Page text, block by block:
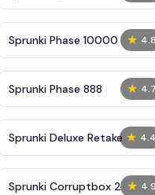
★ 4.8
Sprunki Phase 10000
★ 4.7
Sprunki Phase 888
★ 4.4
Sprunki Deluxe Retake
★ 4.9
Sprunki Corruptbox 2